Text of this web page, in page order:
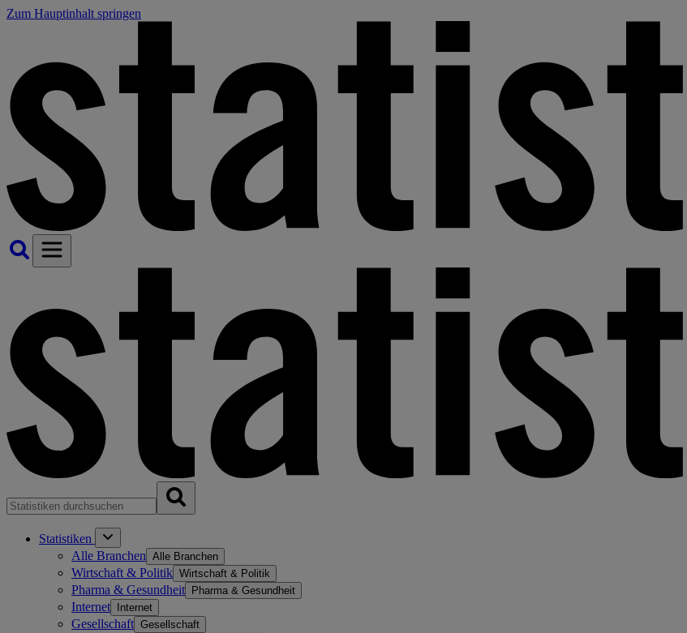
Zum Hauptinhalt springen
Statistiken
Alle Branchen Alle Branchen
Wirtschaft & Politik Wirtschaft & Politik
Pharma & Gesundheit Pharma & Gesundheit
Internet Internet
Gesellschaft Gesellschaft